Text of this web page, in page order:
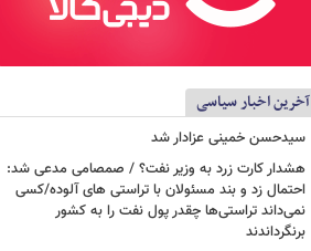
آخرین اخبار سیاسی
سیدحسن خمینی عزادار شد
هشدار کارت زرد به وزیر نفت؟ / صمصامی مدعی شد:
احتمال زد و بند مسئولان با تراستی های آلوده/کسی
نمی‌داند تراستی‌ها چقدر پول نفت را به کشور
برنگرداندند